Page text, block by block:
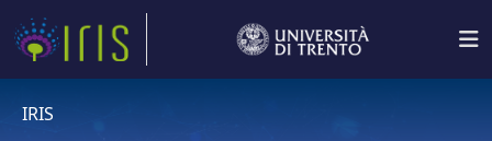
IRIS